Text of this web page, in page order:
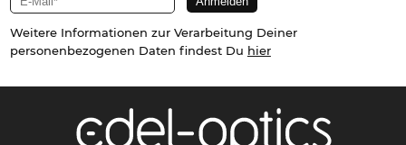
Weitere Informationen zur Verarbeitung Deiner
personenbezogenen Daten findest Du hier